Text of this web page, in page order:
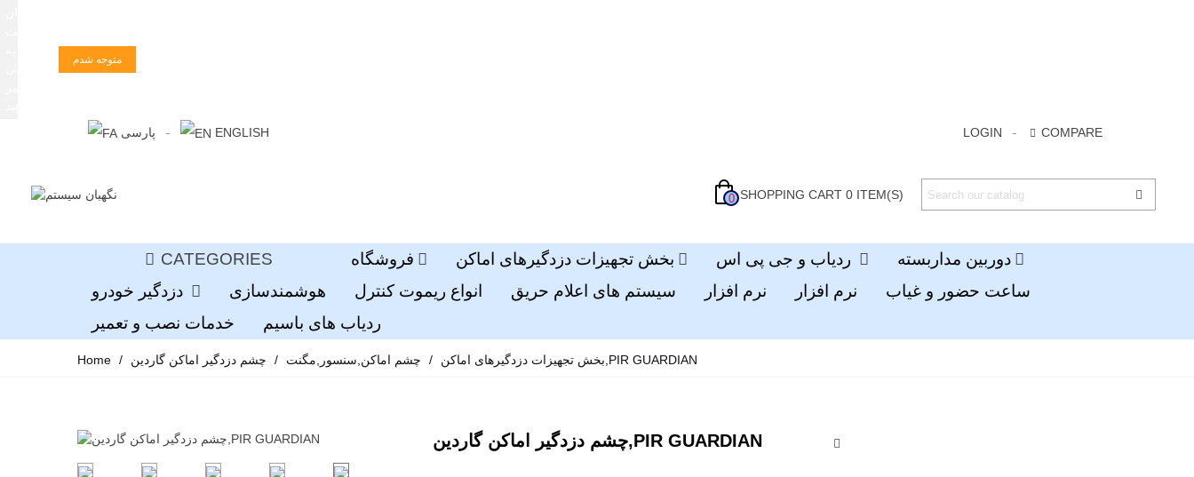
متوجه شدم
پارسی ENGLISH LOGIN COMPARE
0 SHOPPING CART 0 ITEM(S)
CATEGORIES فروشگاه بخش تجهیزات دزدگیرهای اماکن
دوربین مداربسته
هوشمندسازی انواع ریموت کنترل سیستم های اعلام حریق نرم افزار نرم افزار
ساعت حضور و غیاب
خدمات نصب و تعمیر
ردیاب های باسیم
Home / بخش تجهیزات دزدگیرهای اماکن / چشم اماکن,سنسور,مگنت / چشم دزدگیر اماکن گاردین,PIR GUARDIAN
چشم دزدگیر اماکن گاردین,PIR GUARDIAN